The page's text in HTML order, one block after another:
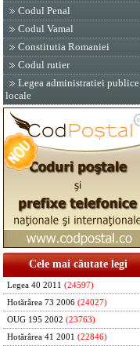
Codul Penal
Codul Vamal
Constitutia Romaniei
Codul rutier
Legea administratiei publice
locale
Cele mai căutate legi
Legea 40 2011 (24597)
Hotărârea 73 2006 (24027)
OUG 195 2002 (23763)
Hotărârea 41 2001 (22846)